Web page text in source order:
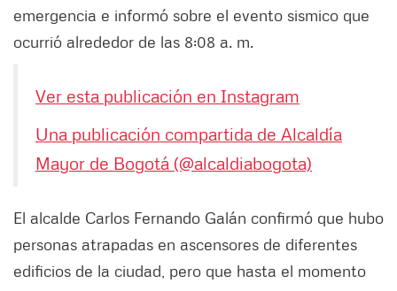
emergencia e informó sobre el evento sismico que
ocurrió alrededor de las 8:08 a. m.
Ver esta publicación en Instagram
Una publicación compartida de Alcaldía
Mayor de Bogotá (@alcaldiabogota)
El alcalde Carlos Fernando Galán confirmó que hubo
personas atrapadas en ascensores de diferentes
edificios de la ciudad, pero que hasta el momento